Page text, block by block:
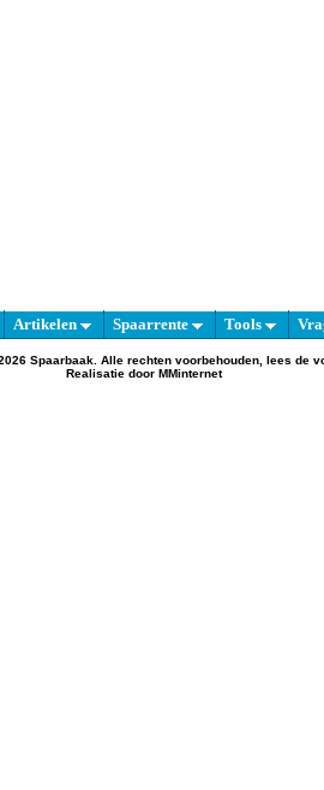
Artikelen Spaarrente Tools
Spaarbaak. Alle rechten voorbehouden, lees de
Realisatie door MMinternet